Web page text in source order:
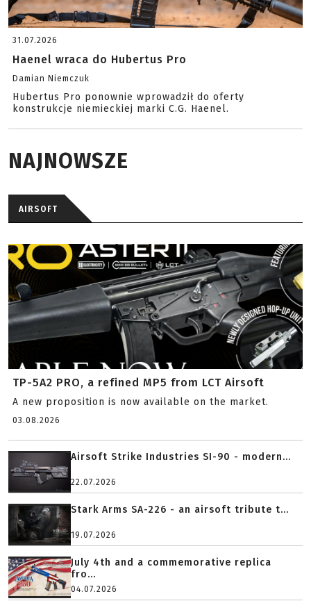
31.07.2026
Haenel wraca do Hubertus Pro
Damian Niemczuk
Hubertus Pro ponownie wprowadził do oferty
konstrukcje niemieckiej marki C.G. Haenel.
NAJNOWSZE
AIRSOFT
TP-5A2 PRO, a refined MP5 from LCT Airsoft
A new proposition is now available on the market.
03.08.2026
Airsoft Strike Industries SI-90 - modern...
22.07.2026
Stark Arms SA-226 - an airsoft tribute t...
19.07.2026
July 4th and a commemorative replica
fro...
04.07.2026